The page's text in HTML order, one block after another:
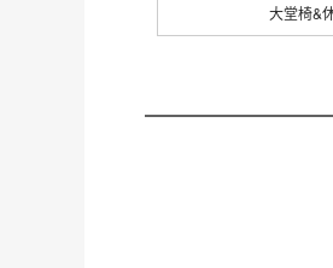
大堂椅&